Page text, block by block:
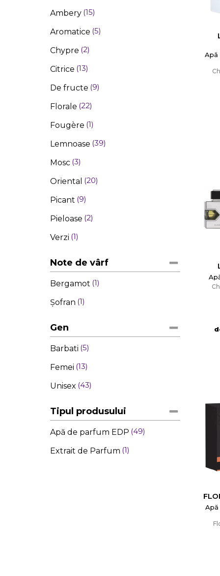
Ambery 15
Aromatice 5
Chypre 2
Citrice 13
De fructe 9
Florale 22
Fougère 1
Lemnoase 39
Mosc 3
Oriental 20
Picant 9
Pieloase 2
Verzi 1
Note de vârf
Bergamot 1
Şofran 1
Gen
Barbati 5
Femei 13
Unisex 43
Tipul produsului
Apă de parfum EDP 49
Extrait de Parfum 1
Apă
Apă